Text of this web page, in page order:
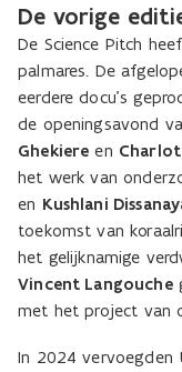
De vorige
De Science Pitch
palmares. De
eerdere docu's
de openingsavond
Ghekiere en
het werk van
en Kushlani
toekomst van
het gelijknamige
Vincent Langouche
met het project van
In 2024 vervoegden